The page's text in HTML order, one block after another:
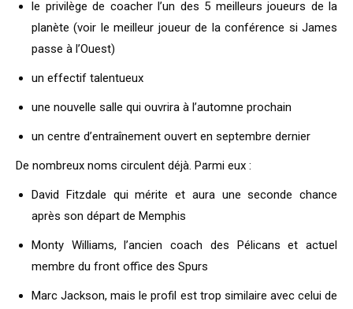
le privilège de coacher l’un des 5 meilleurs joueurs de la
planète (voir le meilleur joueur de la conférence si James
passe à l’Ouest)
un effectif talentueux
une nouvelle salle qui ouvrira à l’automne prochain
un centre d’entraînement ouvert en septembre dernier
De nombreux noms circulent déjà. Parmi eux :
David Fitzdale qui mérite et aura une seconde chance
après son départ de Memphis
Monty Williams, l’ancien coach des Pélicans et actuel
membre du front office des Spurs
Marc Jackson, mais le profil est trop similaire avec celui de